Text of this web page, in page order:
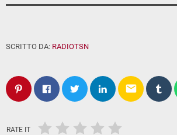
SCRITTO DA: RADIOTSN
email
RATE IT